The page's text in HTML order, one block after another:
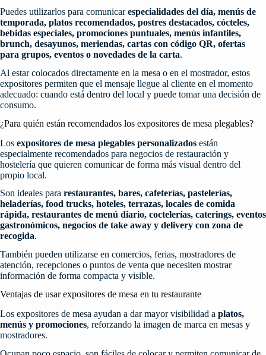
Puedes utilizarlos para comunicarespecialidades del día, menús de
temporada, platos recomendados, postres destacados, cócteles,
bebidas especiales, promociones puntuales, menús infantiles,
brunch, desayunos, meriendas, cartas con código QR, ofertas
para grupos, eventos o novedades de la carta.
Al estar colocados directamente en la mesa o en el mostrador, estos
expositores permiten que el mensaje llegue al cliente en el momento
adecuado: cuando está dentro del local y puede tomar una decisión de
consumo.
¿Para quién están recomendados los expositores de mesa plegables?
Los expositores de mesa plegables personalizados están
especialmente recomendados para negocios de restauración y
hostelería que quieren comunicar de forma más visual dentro del
propio local.
Son ideales para restaurantes, bares, cafeterías, pastelerías,
heladerías, food trucks, hoteles, terrazas, locales de comida
rápida, restaurantes de menú diario, coctelerías, caterings, eventos
gastronómicos, negocios de take away y delivery con zona de
recogida.
También pueden utilizarse en comercios, ferias, mostradores de
atención, recepciones o puntos de venta que necesiten mostrar
información de forma compacta y visible.
Ventajas de usar expositores de mesa en tu restaurante
Los expositores de mesa ayudan a dar mayor visibilidad a platos,
menús y promociones, reforzando la imagen de marca en mesas y
mostradores.